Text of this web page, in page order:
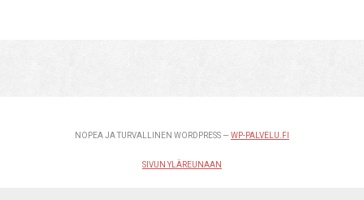
NOPEA JA TURVALLINEN WORDPRESS — WP-PALVELU.FI
SIVUN YLÄREUNAAN